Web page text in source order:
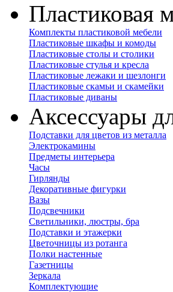
Пластиковая
Комплекты пластиковой мебели
Пластиковые шкафы и комоды
Пластиковые столы и столики
Пластиковые стулья и кресла
Пластиковые лежаки и шезлонги
Пластиковые скамьи и скамейки
Пластиковые диваны
Аксессуары
Подставки для цветов из металла
Электрокамины
Предметы интерьера
Часы
Гирлянды
Декоративные фигурки
Вазы
Подсвечники
Светильники, люстры, бра
Подставки и этажерки
Цветочницы из ротанга
Полки настенные
Газетницы
Зеркала
Комплектующие